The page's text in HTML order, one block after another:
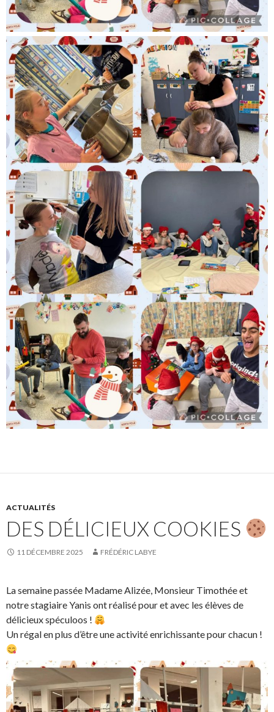
ACTUALITÉS
DES DÉLICIEUX COOKIES
11 DÉCEMBRE 2025 FRÉDÉRIC LABYE
La semaine passée Madame Alizée, Monsieur Timothée et
notre stagiaire Yanis ont réalisé pour et avec les élèves de
délicieux spéculoos !
Un régal en plus d’être une activité enrichissante pour chacun !